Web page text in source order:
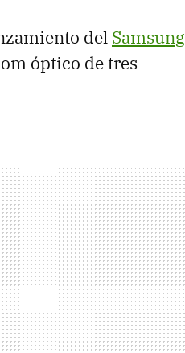
del Samsung
óptico de tres